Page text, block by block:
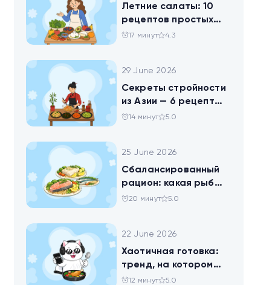
Летние салаты: 10
рецептов простых
блюд для будней и
17 минут 4.3
29 June 2026
Секреты стройности
из Азии — 6 рецептов
китайских салатов
14 минут 5.0
25 June 2026
Сбалансированный
рацион: какая рыба
самая полезная
20 минут 5.0
22 June 2026
Хаотичная готовка:
тренд, на котором
похудел весь ТикТок
12 минут 5.0